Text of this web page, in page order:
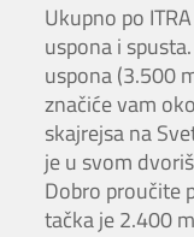
Ukupno po
uspona i
uspona (3.500
značiće vam
skajrejsa na
je u svom
Dobro proučite
tačka je 2.400